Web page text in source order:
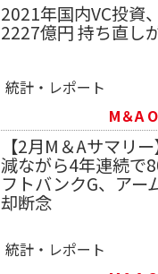
2021年国内VC投資
2227億円 持ち直し
統計・レポート
M＆A
【2月M＆Aサマリ
減ながら4年連続で
フトバンクG、アー
却断念
統計・レポート